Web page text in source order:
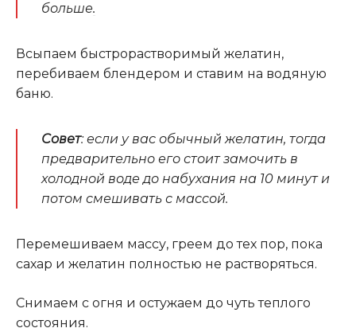
больше.
Всыпаем быстрорастворимый желатин,
перебиваем блендером и ставим на водяную
баню.
Совет: если у вас обычный желатин, тогда
предварительно его стоит замочить в
холодной воде до набухания на 10 минут и
потом смешивать с массой.
Перемешиваем массу, греем до тех пор, пока
сахар и желатин полностью не растворяться.
Снимаем с огня и остужаем до чуть теплого
состояния.